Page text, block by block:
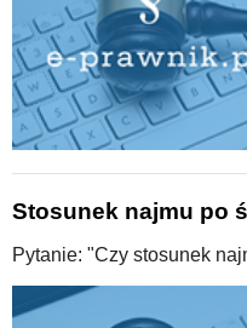
Stosunek najmu po
Pytanie: "Czy stosunek